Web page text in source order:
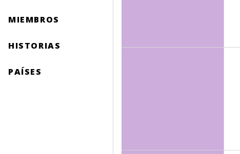
MIEMBROS
HISTORIAS
PAÍSES